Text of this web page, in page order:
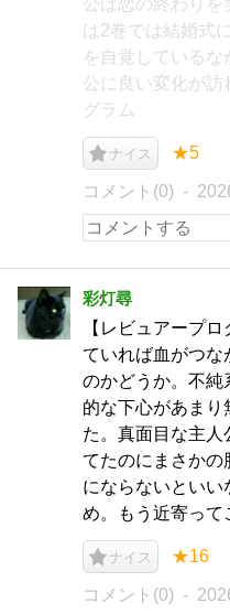
公は恋の終わりを
は2巻では結婚式
を自覚しているな
公に良い変化が訪
グラム
ナイス ★5
コメント(0)
彩灯尋
【レビュアープ
ていれば血がつな
のかどうか。不純
的な下心があまり
た。真面目な主
てたのにまさか
にならないといい
め。もう近寄って
ナイス ★16
コメント(0)